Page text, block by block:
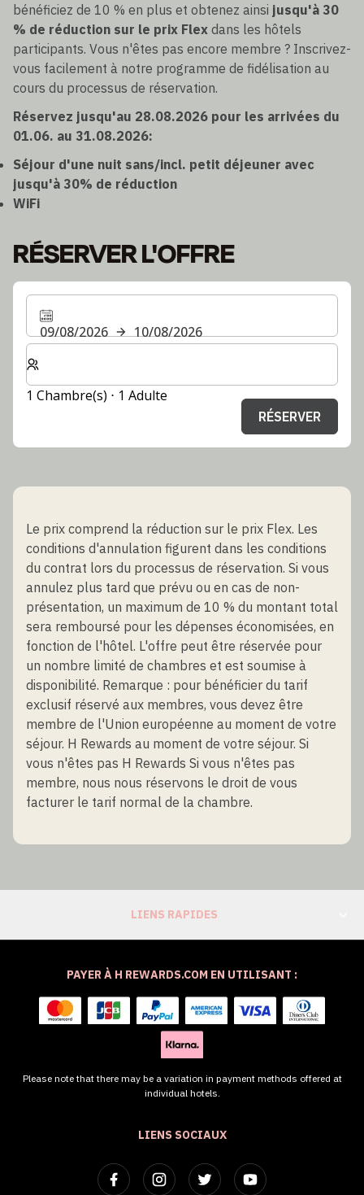
bénéficiez de 10 % en plus et obtenez ainsi jusqu'à 30
% de réduction sur le prix Flex dans les hôtels
participants. Vous n'êtes pas encore membre ? Inscrivez-
vous facilement à notre programme de fidélisation au
cours du processus de réservation.
Réservez jusqu'au 28.08.2026 pour les arrivées du
01.06. au 31.08.2026:
Séjour d'une nuit sans/incl. petit déjeuner avec
jusqu'à 30% de réduction
WiFi
RÉSERVER L'OFFRE
09/08/2026
10/08/2026
Sélectionnez le nombre de chambres et d'invités pour
1 Chambre(s) ⋅ 1 Adulte
RÉSERVER
Le prix comprend la réduction sur le prix Flex. Les
conditions d'annulation figurent dans les conditions
du contrat lors du processus de réservation. Si vous
annulez plus tard que prévu ou en cas de non-
présentation, un maximum de 10 % du montant total
sera remboursé pour les dépenses économisées, en
fonction de l'hôtel. L'offre peut être réservée pour
un nombre limité de chambres et est soumise à
disponibilité. Remarque : pour bénéficier du tarif
exclusif réservé aux membres, vous devez être
membre de l'Union européenne au moment de votre
séjour. H Rewards au moment de votre séjour. Si
vous n'êtes pas H Rewards Si vous n'êtes pas
membre, nous nous réservons le droit de vous
facturer le tarif normal de la chambre.
LIENS RAPIDES
LIENS SOCIAUX
PAYER À H REWARDS.COM EN UTILISANT :
Please note that there may be a variation in payment methods offered at
individual hotels.